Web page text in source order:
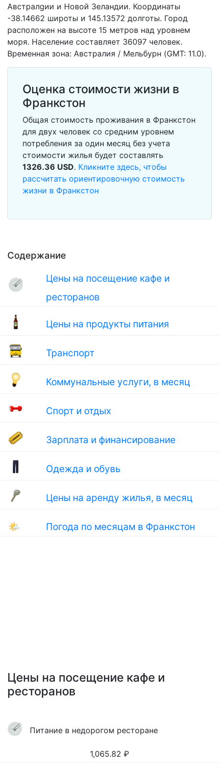
Содержание
Цены на посещение кафе и
ресторанов
Цены на продукты питания
Транспорт
Коммунальные услуги, в месяц
Спорт и отдых
Зарплата и финансирование
Одежда и обувь
Цены на аренду жилья, в месяц
🌤 Погода по месяцам в Франкстон
Австралgии и Новой Зеландии. Координаты
-38.14662 широты и 145.13572 долготы. Город
расположен на высоте 15 метров над уровнем
моря. Население составляет 36097 человек.
Временная зона: Австралия / Мельбурн (GMT: 11.0).
Оценка стоимости жизни в
Франкстон
Общая стоимость проживания в Франкстон
для двух человек со средним уровнем
потребления за один месяц без учета
стоимости жилья будет составлять
1326.36 USD. Кликните здесь, чтобы
рассчитать ориентировочную стоимость
жизни в Франкстон
Цены на посещение кафе и
ресторанов
Питание в недорогом ресторане
1,065.82 ₽